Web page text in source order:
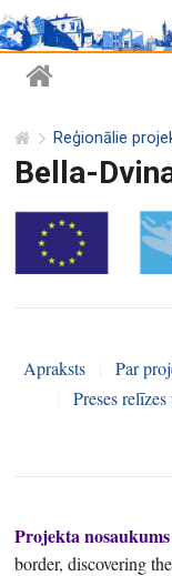
Reģionālie
Bella-
Apraksts Par
Preses
Projekta
border, discovering